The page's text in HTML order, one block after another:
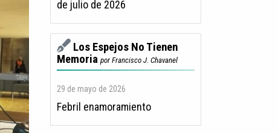
de julio de 2026
Los Espejos No Tienen
Memoria por Francisco J. Chavanel
29 de mayo de 2026
Febril enamoramiento